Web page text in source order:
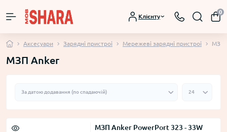
Клієнту
0
Аксесуари Зарядні пристроі Мережеві зарядні пристроі МЗП
МЗП Anker
МЗП Anker PowerPort 323 - 33W